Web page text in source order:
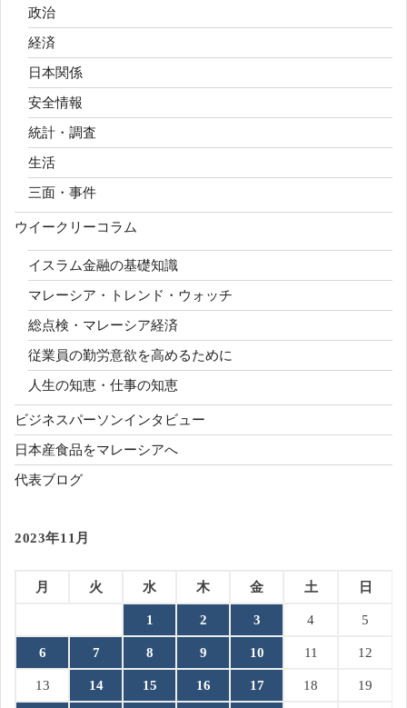
政治
経済
日本関係
安全情報
統計・調査
生活
三面・事件
ウイークリーコラム
イスラム金融の基礎知識
マレーシア・トレンド・ウォッチ
総点検・マレーシア経済
従業員の勤労意欲を高めるために
人生の知恵・仕事の知恵
ビジネスパーソンインタビュー
日本産食品をマレーシアへ
代表ブログ
2023年11月
月 火 水 木 金 土 日
1 2 3 4 5
6 7 8 9 10 11 12
13 14 15 16 17 18 19